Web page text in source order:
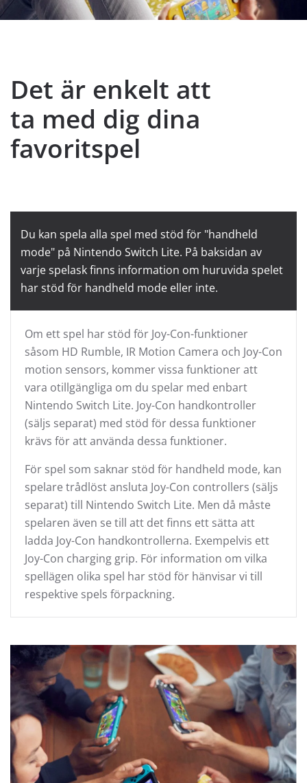
Det är enkelt att
ta med dig dina
favoritspel
Du kan spela alla spel med stöd för "handheld
mode" på Nintendo Switch Lite. På baksidan av
varje spelask finns information om huruvida spelet
har stöd för handheld mode eller inte.
Om ett spel har stöd för Joy-Con-funktioner
såsom HD Rumble, IR Motion Camera och Joy-Con
motion sensors, kommer vissa funktioner att
vara otillgängliga om du spelar med enbart
Nintendo Switch Lite. Joy-Con handkontroller
(säljs separat) med stöd för dessa funktioner
krävs för att använda dessa funktioner.
För spel som saknar stöd för handheld mode, kan
spelare trådlöst ansluta Joy-Con controllers (säljs
separat) till Nintendo Switch Lite. Men då måste
spelaren även se till att det finns ett sätta att
ladda Joy-Con handkontrollerna. Exempelvis ett
Joy-Con charging grip. För information om vilka
spellägen olika spel har stöd för hänvisar vi till
respektive spels förpackning.